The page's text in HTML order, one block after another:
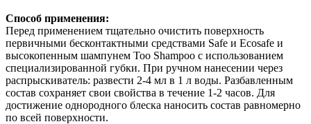
Способ применения:
Перед применением тщательно очистить поверхность
первичными бесконтактными средствами Safe и Ecosafe и
высокопенным шампунем Too Shampoo с использованием
специализированной губки. При ручном нанесении через
распрыскиватель: развести 2-4 мл в 1 л воды. Разбавленным
состав сохраняет свои свойства в течение 1-2 часов. Для
достижение однородного блеска наносить состав равномерно
по всей поверхности.